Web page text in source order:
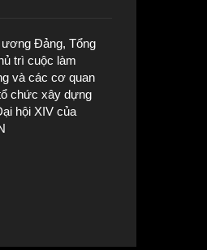
ương Đảng, Tổng
trì cuộc làm
và các cơ quan
chức xây dựng
hội XIV của